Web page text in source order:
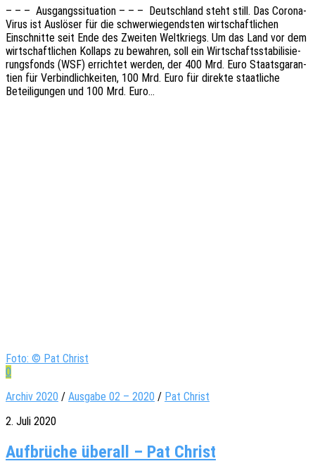
– – – Ausgangs­si­tua­ti­on – – – Deutsch­land steht still. Das Corona-
Virus ist Auslö­ser für die schwer­wie­gends­ten wirt­schaft­li­chen
Einschnit­te seit Ende des Zwei­ten Welt­kriegs. Um das Land vor dem
wirt­schaft­li­chen Kollaps zu bewah­ren, soll ein Wirt­schafts­sta­bi­li­sie­
rungs­fonds (WSF) errich­tet werden, der 400 Mrd. Euro Staats­ga­ran­
tien für Verbind­lich­kei­ten, 100 Mrd. Euro für direk­te staat­li­che
Betei­li­gun­gen und 100 Mrd. Euro…
Foto: © Pat Christ
0
Archiv 2020 / Ausgabe 02 – 2020 / Pat Christ
2. Juli 2020
Aufbrüche überall – Pat Christ